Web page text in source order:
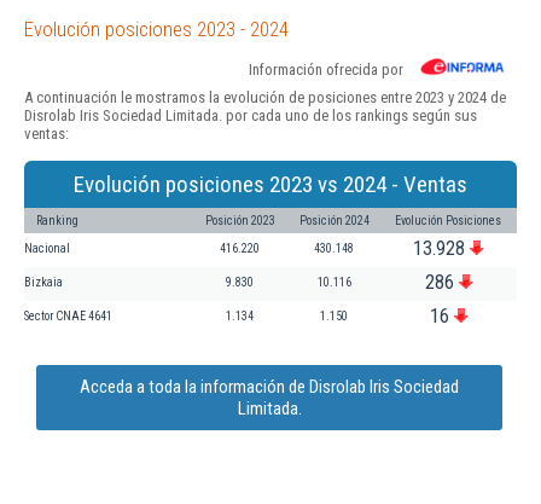
Evolución posiciones 2023 - 2024
Información ofrecida por
A continuación le mostramos la evolución de posiciones entre 2023 y 2024 de
Disrolab Iris Sociedad Limitada. por cada uno de los rankings según sus
ventas:
Evolución posiciones 2023 vs 2024 - Ventas
Ranking Posición 2023 Posición 2024 Evolución Posiciones
Nacional 416.220 430.148 13.928
Bizkaia 9.830 10.116 286
Sector CNAE 4641 1.134 1.150 16
Acceda a toda la información de Disrolab Iris Sociedad
Limitada.